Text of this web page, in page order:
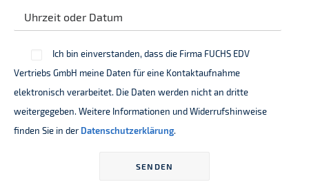
Ich bin einverstanden, dass die Firma FUCHS EDV
Vertriebs GmbH meine Daten für eine Kontaktaufnahme
elektronisch verarbeitet. Die Daten werden nicht an dritte
weitergegeben. Weitere Informationen und Widerrufshinweise
finden Sie in der Datenschutzerklärung.